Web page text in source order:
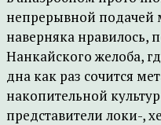
непрерывной подачей
наверняка нравилось,
Нанкайского желоба,
дна как раз сочится
накопительной
представители локи-,